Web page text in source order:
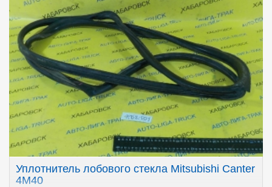
Уплотнитель лобового стекла Mitsubishi Canter
4M40